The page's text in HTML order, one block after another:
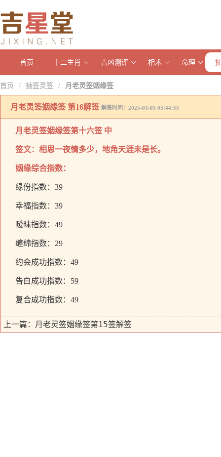
首页 十二生肖 吉凶测评 相术 命理
首页 / 抽签灵签 / 月老灵签姻缘签
月老灵签姻缘签 第16解签 解签时间：2025-03-05 03:44:35
月老灵签姻缘签第十六签 中
签文：相思一夜情多少，地角天涯未是长。
姻缘综合指数：
缘份指数：39
幸福指数：39
暧昧指数：49
缠绵指数：29
约会成功指数：49
告白成功指数：59
复合成功指数：49
上一篇： 月老灵签姻缘签第15签解签